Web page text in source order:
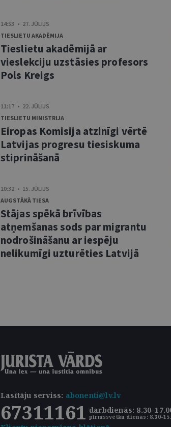
14:53 • 27. JŪLIJS
TIESLIETU AKADĒMIJA
Tieslietu akadēmijā ar
vieslekciju uzstāsies profesors
Pols Kreigs
11:17 • 22. JŪLIJS
TIESLIETU MINISTRIJA
Eiropas Komisija atzinīgi vērtē
Latvijas progresu tiesiskuma
stiprināšanā
10:32 • 15. JŪLIJS
AUGSTĀKĀ TIESA
Stājas spēkā brīvības
atņemšanas sods par migrantu
nodrošināšanu ar iespēju
nelikumīgi uzturēties Latvijā
Lasītāju serviss: abonenti@lv.lv
67311161 darbdienās:
pirmssvētku dienās: